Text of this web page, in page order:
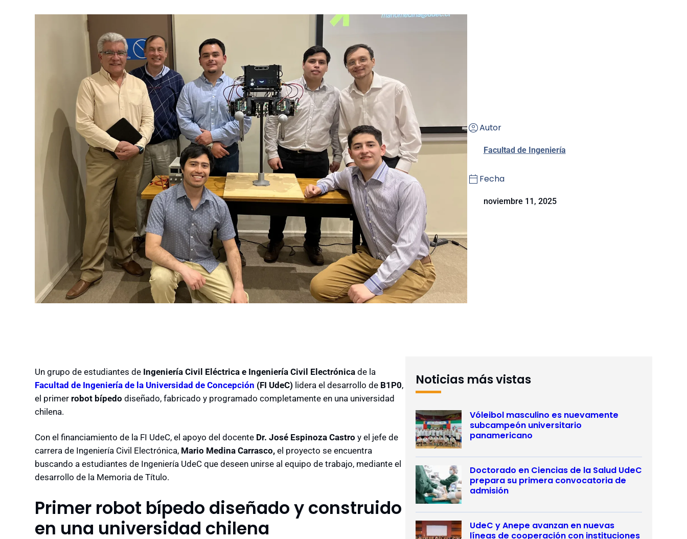
Autor
Facultad de Ingeniería
Fecha
noviembre 11, 2025
Un grupo de estudiantes de Ingeniería Civil Eléctrica e Ingeniería Civil Electrónica de la
Facultad de Ingeniería de la Universidad de Concepción (FI UdeC) lidera el desarrollo de B1P0,
el primer robot bípedo diseñado, fabricado y programado completamente en una universidad
chilena.
Con el financiamiento de la FI UdeC, el apoyo del docente Dr. José Espinoza Castro y el jefe de
carrera de Ingeniería Civil Electrónica, Mario Medina Carrasco, el proyecto se encuentra
buscando a estudiantes de Ingeniería UdeC que deseen unirse al equipo de trabajo, mediante el
desarrollo de la Memoria de Título.
Primer robot bípedo diseñado y construido
en una universidad chilena
Noticias más vistas
Vóleibol masculino es nuevamente
subcampeón universitario
panamericano
Doctorado en Ciencias de la Salud UdeC
prepara su primera convocatoria de
admisión
UdeC y Anepe avanzan en nuevas
líneas de cooperación con instituciones